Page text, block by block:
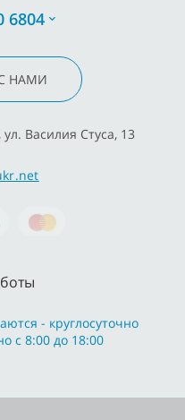
6804
НАМИ
Василия Стуса, 13
- круглосуточно
с 8:00 до 18:00